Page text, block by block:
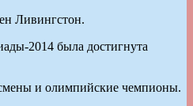
Ливингстон.
2014 была достигнута
и олимпийские чемпионы.